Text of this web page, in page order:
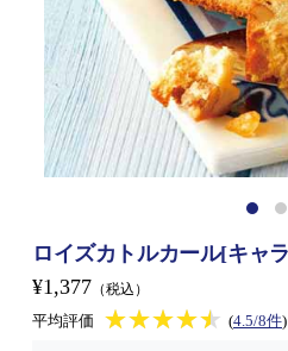
ロイズカトルカール[キャ
¥1,377 （税込）
平均評価 ★★★★★
★★★★★ (4.5/8件)